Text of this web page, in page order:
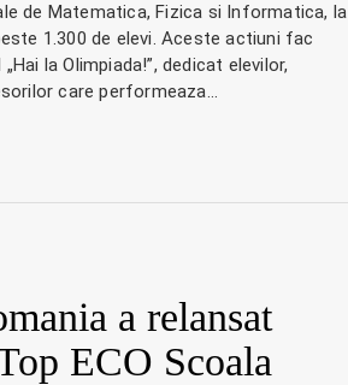
de Matematica, Fizica si Informatica, la
1.300 de elevi. Aceste actiuni fac
la Olimpiada!”, dedicat elevilor,
care performeaza…
a relansat
ECO Scoala